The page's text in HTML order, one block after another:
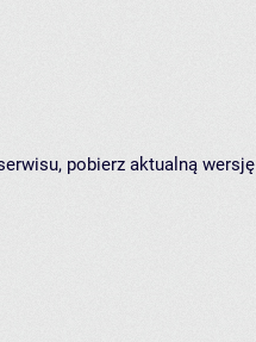
pobierz aktualną wersję